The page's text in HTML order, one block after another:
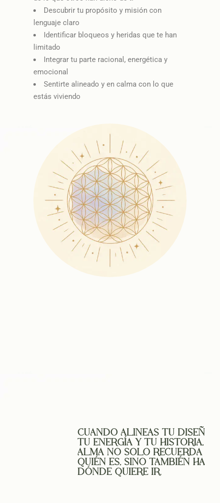
Descubrir tu propósito y misión con
lenguaje claro
Identificar bloqueos y heridas que te han
limitado
Integrar tu parte racional, energética y
emocional
Sentirte alineado y en calma con lo que
estás viviendo
CUANDO ALINEAS TU DISEÑO,
TU ENERGÍA Y TU HISTORIA, TU
ALMA NO SOLO RECUERDA
QUIÉN ES, SINO TAMBIÉN HACIA
DÓNDE QUIERE IR.